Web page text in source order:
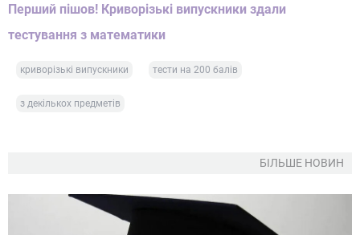
Перший пішов! Криворізькі випускники здали
тестування з математики
криворізькі випускники тести на 200 балів
з декількох предметів
БІЛЬШЕ НОВИН